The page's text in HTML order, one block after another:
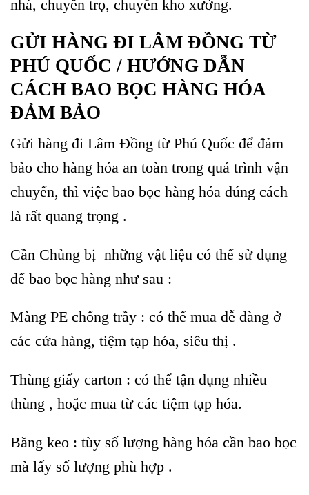
nhà, chuyển trọ, chuyển kho xưởng.
GỬI HÀNG ĐI LÂM ĐỒNG TỪ
PHÚ QUỐC / HƯỚNG DẪN
CÁCH BAO BỌC HÀNG HÓA
ĐẢM BẢO
Gửi hàng đi Lâm Đồng từ Phú Quốc để đảm
bảo cho hàng hóa an toàn trong quá trình vận
chuyển, thì việc bao bọc hàng hóa đúng cách
là rất quang trọng .
Cần Chủng bị những vật liệu có thể sử dụng
để bao bọc hàng như sau :
Màng PE chống trầy : có thể mua dễ dàng ở
các cửa hàng, tiệm tạp hóa, siêu thị .
Thùng giấy carton : có thể tận dụng nhiều
thùng , hoặc mua từ các tiệm tạp hóa.
Băng keo : tùy số lượng hàng hóa cần bao bọc
mà lấy số lượng phù hợp .